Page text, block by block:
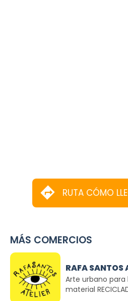
RUTA CÓMO
MÁS COMERCIOS
RAFA SANTOS
Arte urbano
material